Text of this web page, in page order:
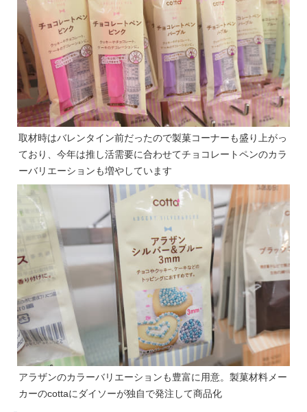
取材時はバレンタイン前だったので製菓コーナーも盛り上がっ
ており、今年は推し活需要に合わせてチョコレートペンのカラ
ーバリエーションも増やしています
アラザンのカラーバリエーションも豊富に用意。製菓材料メー
カーのcottaにダイソーが独自で発注して商品化